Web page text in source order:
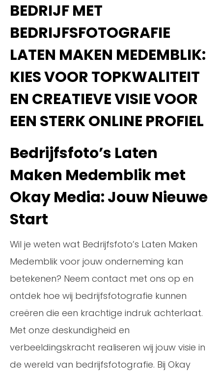
BEDRIJF MET
BEDRIJFSFOTOGRAFIE
LATEN MAKEN MEDEMBLIK:
KIES VOOR TOPKWALITEIT
EN CREATIEVE VISIE VOOR
EEN STERK ONLINE PROFIEL
Bedrijfsfoto’s Laten
Maken Medemblik met
Okay Media: Jouw Nieuwe
Start
Wil je weten wat Bedrijfsfoto’s Laten Maken
Medemblik voor jouw onderneming kan
betekenen? Neem contact met ons op en
ontdek hoe wij bedrijfsfotografie kunnen
creëren die een krachtige indruk achterlaat.
Met onze deskundigheid en
verbeeldingskracht realiseren wij jouw visie in
de wereld van bedrijfsfotografie. Bij Okay